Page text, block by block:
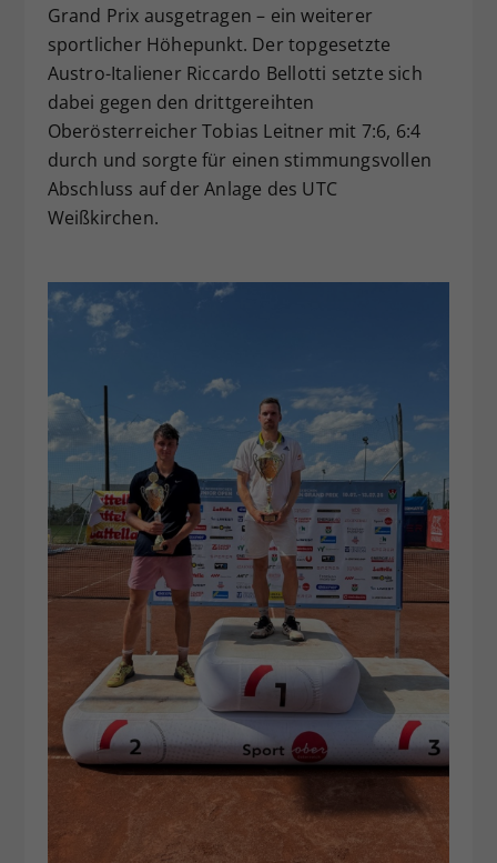
Grand Prix ausgetragen – ein weiterer
sportlicher Höhepunkt. Der topgesetzte
Austro-Italiener Riccardo Bellotti setzte sich
dabei gegen den drittgereihten
Oberösterreicher Tobias Leitner mit 7:6, 6:4
durch und sorgte für einen stimmungsvollen
Abschluss auf der Anlage des UTC
Weißkirchen.